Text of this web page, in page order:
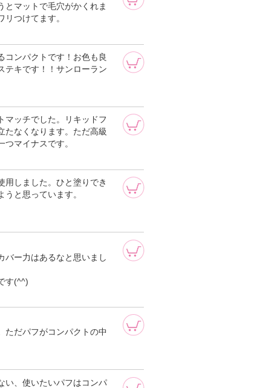
とマットで毛穴がかくれま
つけてます。
コンパクトです！お色も良
テキです！！サンローラン
マッチでした。リキッドフ
たなくなります。ただ高級
マイナスです。
用しました。ひと塗りでき
と思っています。
バー力はあるなと思いまし
す(^^)
ただパフがコンパクトの中
い、使いたいパフはコンパ